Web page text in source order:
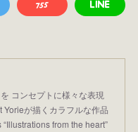
コンセプトに様々な表現
Yorieが描くカラフルな作品
from the heart”